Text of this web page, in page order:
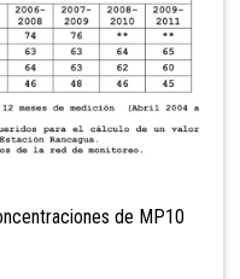
de MP10